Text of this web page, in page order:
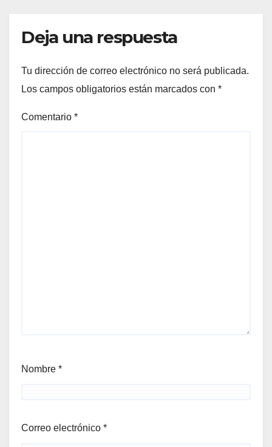
Deja una respuesta
Tu dirección de correo electrónico no será publicada.
Los campos obligatorios están marcados con *
Comentario *
Nombre *
Correo electrónico *